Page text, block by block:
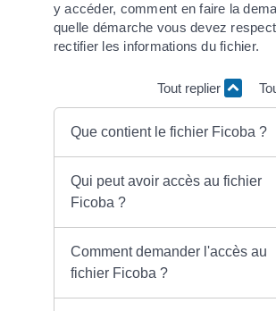
y accéder, comment en faire la
quelle démarche vous devez
rectifier les informations du fichier.
Tout replier
Que contient le fichier Ficoba ?
Qui peut avoir accès au fichier
Ficoba ?
Comment demander l'accès au
fichier Ficoba ?